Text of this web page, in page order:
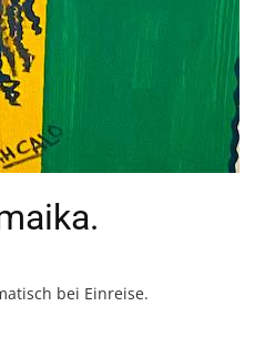
bei Einreise.